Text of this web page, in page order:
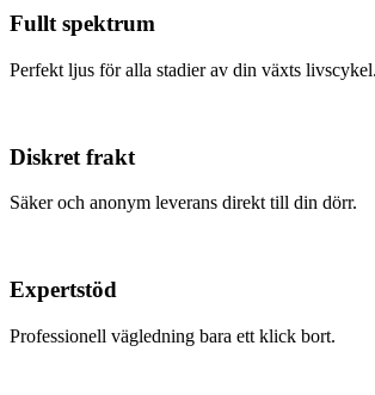
Fullt spektrum
Perfekt ljus för alla stadier av din växts livscykel.
Diskret frakt
Säker och anonym leverans direkt till din dörr.
Expertstöd
Professionell vägledning bara ett klick bort.